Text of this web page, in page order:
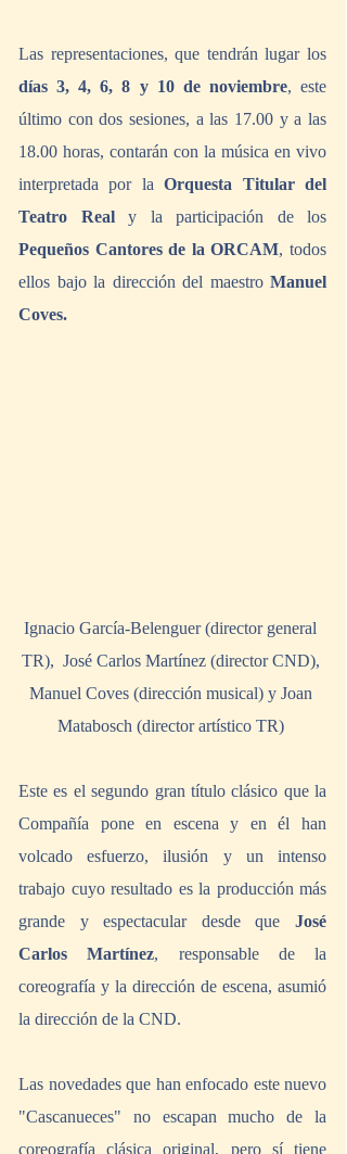
días 3, 4, 6, 8 y 10 de noviembre, este
último con dos sesiones, a las 17.00 y a las
18.00 horas, contarán con la música en vivo
interpretada por la Orquesta Titular del
Teatro Real
Pequeños Cantores de la ORCAM, todos
ellos bajo la dirección del maestro Manuel
Coves.
Ignacio García-Belenguer (director general
TR),  José Carlos Martínez (director CND),
Manuel Coves (dirección musical) y Joan
Matabosch (director artístico TR)
Este es el segundo gran título clásico que la
Compañía pone en escena y en él han
volcado esfuerzo, ilusión y un intenso
trabajo cuyo resultado es la producción más
grande y espectacular desde que José
Carlos Martínez, responsable de la
coreografía y la dirección de escena, asumió
la dirección de la CND.
Las novedades que han enfocado este nuevo
"Cascanueces" no escapan mucho de la
coreografía clásica original, pero sí tiene